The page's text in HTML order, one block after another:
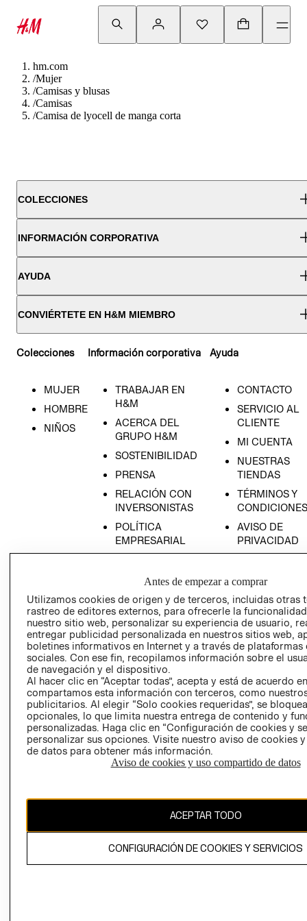
hm.com
/Mujer
/Camisas y blusas
/Camisas
/Camisa de lyocell de manga corta
COLECCIONES
INFORMACIÓN CORPORATIVA
AYUDA
CONVIÉRTETE EN H&M MIEMBRO
Colecciones
MUJER
HOMBRE
NIÑOS
Información corporativa
TRABAJAR EN
H&M
ACERCA DEL
GRUPO H&M
SOSTENIBILIDAD
PRENSA
RELACIÓN CON
INVERSONISTAS
POLÍTICA
EMPRESARIAL
Ayuda
CONTACTO
SERVICIO AL
CLIENTE
MI CUENTA
NUESTRAS
TIENDAS
TÉRMINOS Y
CONDICIONES
AVISO DE
PRIVACIDAD
AVISO DE
LIBRO DE
Ecuador ($)
CAMBIAR REGIÓN
propiedad de H&M Hennes & Mauritz AB.
Antes de empezar a comprar
Utilizamos cookies de origen y de terceros, incluidas otras
rastreo de editores externos, para ofrecerle la
nuestro sitio web, personalizar su experiencia de usuario,
entregar publicidad personalizada en nuestros sitios web,
boletines informativos en Internet y a través de plataformas
sociales. Con ese fin, recopilamos información sobre el
de navegación y el dispositivo.
Al hacer clic en “Aceptar todas”, acepta y está de acuerdo
compartamos esta información con terceros, como
publicitarios. Al elegir “Solo cookies requeridas”, se
opcionales, lo que limita nuestra entrega de contenido y
personalizadas. Haga clic en “Configuración de cookies y
personalizar sus opciones. Visite nuestro aviso de cookies
de datos para obtener más información.
Aviso de cookies y uso compartido de datos
ACEPTAR TODO
CONFIGURACIÓN DE COOKIES Y SERVICIOS